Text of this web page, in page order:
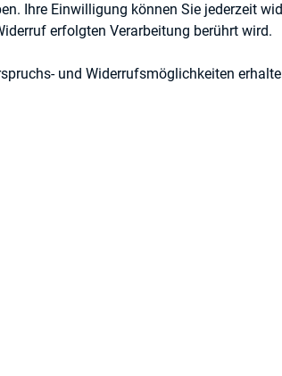
Kapitalmarktrecht
zum Aufschub der Ad
kartellrechtswidriger
Relations,
Ihre Einwilligung können Sie jederzeit
erfolgten Verarbeitung berührt wird.
und Widerrufsmöglichkeiten